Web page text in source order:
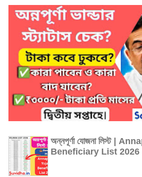
অন্নপূর্ণা যোজনা লিস্ট |
Beneficiary List 2026